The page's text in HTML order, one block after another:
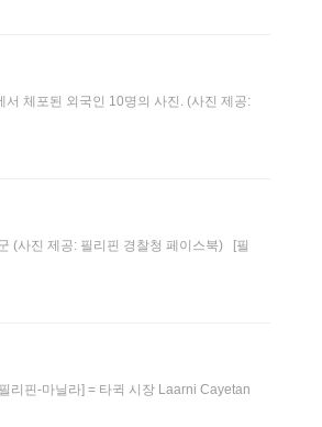
체포된 외국인 10명의 사진. (사진 제공:
(사진 제공: 필리핀 경찰청 페이스북) [필
리핀-마닐라] = 타귁 시장 Laarni Cayetan